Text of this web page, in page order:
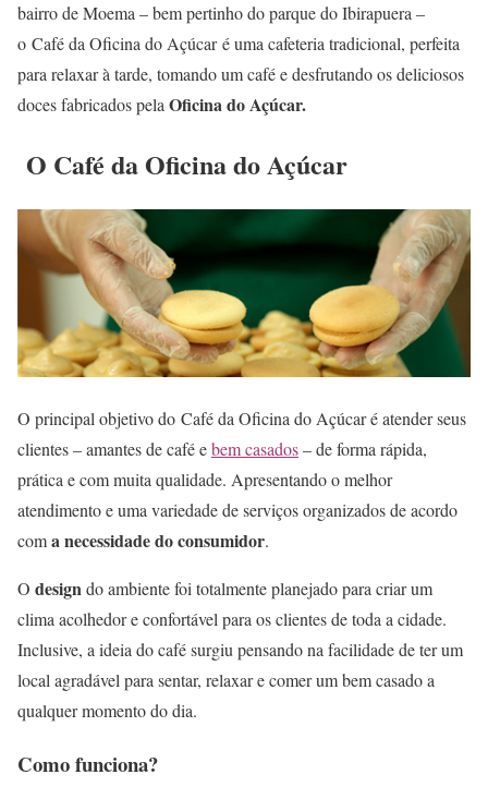
bairro de Moema – bem pertinho do parque do Ibirapuera –
o Café da Oficina do Açúcar é uma cafeteria tradicional, perfeita
para relaxar à tarde, tomando um café e desfrutando os deliciosos
doces fabricados pela Oficina do Açúcar.
O Café da Oficina do Açúcar
O principal objetivo do Café da Oficina do Açúcar é atender seus
clientes – amantes de café ebem casados– de forma rápida,
prática e com muita qualidade. Apresentando o melhor
atendimento e uma variedade de serviços organizados de acordo
coma necessidade do consumidor.
O designdo ambiente foi totalmente planejado para criar um
clima acolhedor e confortável para os clientes de toda a cidade.
Inclusive, a ideia do café surgiu pensando na facilidade de ter um
local agradável para sentar, relaxar e comer um bem casado a
qualquer momento do dia.
Como funciona?